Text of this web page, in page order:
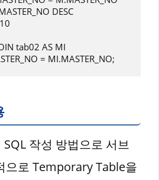
작성 방법으로 서브
으로 Temporary Table을